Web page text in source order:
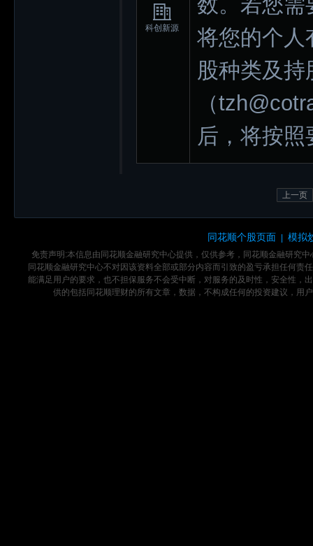
科创新源
将您的个人
股种类及
（
后，将按
上一页
同花顺个股页面 模拟
免责声明:本信息由同花顺金融研究中心提供，仅供参考，同花顺金融研究
同花顺金融研究中心不对因该资料全部或部分内容而引致的盈亏承担任何
能满足用户的要求，也不担保服务不会受中断，对服务的及时性，安全性，
供的包括同花顺理财的所有文章，数据，不构成任何的投资建议，用